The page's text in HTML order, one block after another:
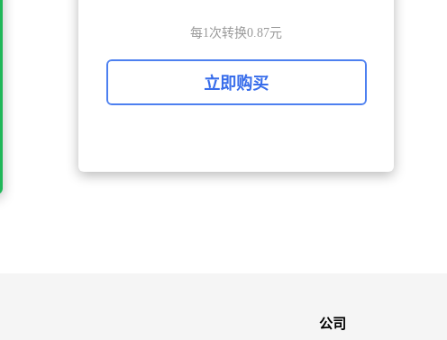
每1次转换0.87元
立即购买
公司